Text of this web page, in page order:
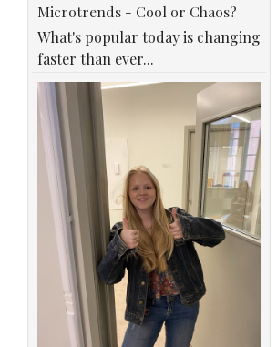
Microtrends - Cool or Chaos?
What's popular today is changing
faster than ever...